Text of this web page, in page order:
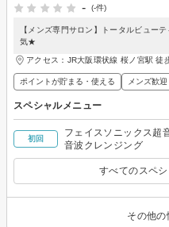
-
(-件)
【メンズ専門サロン】トータルビュー
気★
アクセス：JR大阪環状線 桜ノ宮駅 徒
ポイントが貯まる・使える メンズ歓迎
スペシャルメニュー
初回
フェイスソニックス超
音波クレンジング
すべてのスペ
その他の